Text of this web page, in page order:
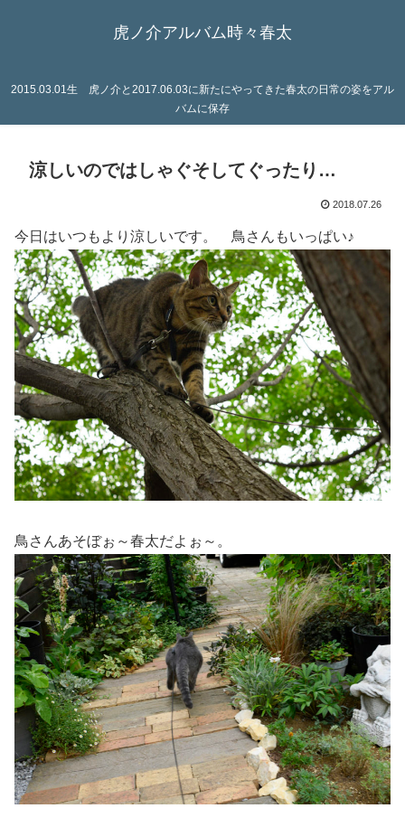
虎ノ介アルバム時々春太
2015.03.01生 虎ノ介と2017.06.03に新たにやってきた春太の日常の姿をアル
バムに保存
涼しいのではしゃぐそしてぐったり…
2018.07.26
今日はいつもより涼しいです。 鳥さんもいっぱい♪
鳥さんあそぼぉ～春太だよぉ～。